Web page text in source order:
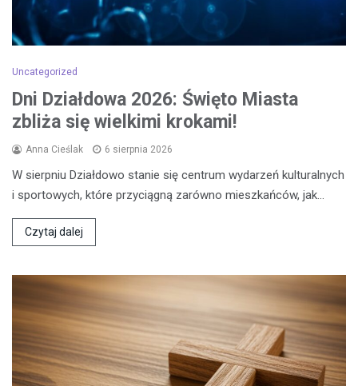
Uncategorized
Dni Działdowa 2026: Święto Miasta
zbliża się wielkimi krokami!
Anna Cieślak 6 sierpnia 2026
W sierpniu Działdowo stanie się centrum wydarzeń kulturalnych
i sportowych, które przyciągną zarówno mieszkańców, jak…
Czytaj dalej